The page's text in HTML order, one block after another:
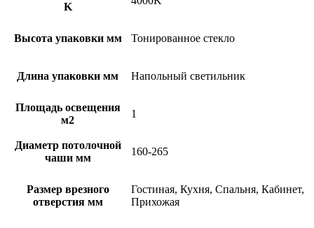
K
Высота упаковки мм Тонированное стекло
Длина упаковки мм Напольный светильник
Площадь освещения
м2
1
Диаметр потолочной
чаши мм
160-265
Размер врезного
отверстия мм
Гостиная, Кухня, Спальня, Кабинет,
Прихожая